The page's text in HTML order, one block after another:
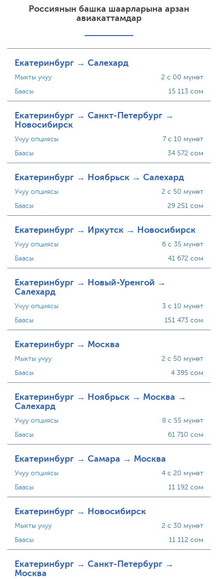
Россиянын башка шаарларына арзан
авиакаттамдар
Екатеринбург → Салехард
Мыкты учуу
Баасы
2 с 00 мүнөт
15 113 сом
Екатеринбург → Санкт-Петербург →
Новосибирск
Учуу опциясы
Баасы
7 с 10 мүнөт
34 572 сом
Екатеринбург → Ноябрьск → Салехард
Учуу опциясы
Баасы
2 с 50 мүнөт
29 251 сом
Екатеринбург → Иркутск → Новосибирск
Учуу опциясы
Баасы
6 с 35 мүнөт
41 672 сом
Екатеринбург → Новый-Уренгой →
Салехард
Учуу опциясы
Баасы
3 с 10 мүнөт
151 473 сом
Екатеринбург → Москва
Мыкты учуу
Баасы
2 с 50 мүнөт
4 395 сом
Екатеринбург → Ноябрьск → Москва →
Салехард
Учуу опциясы
Баасы
8 с 55 мүнөт
61 710 сом
Екатеринбург → Самара → Москва
Учуу опциясы
Баасы
4 с 20 мүнөт
11 192 сом
Екатеринбург → Новосибирск
Мыкты учуу
Баасы
2 с 30 мүнөт
11 112 сом
Екатеринбург → Санкт-Петербург →
Москва